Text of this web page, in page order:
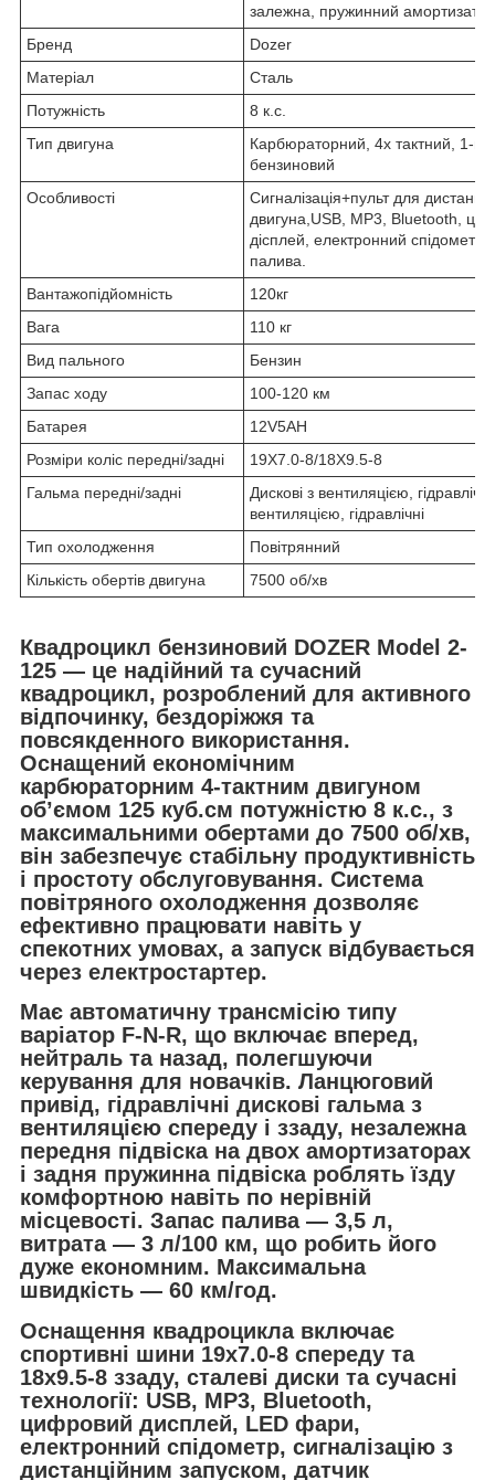
залежна, пружинний амортизатор
Бренд
Dozer
Матеріал
Сталь
Потужність
8 к.с.
Тип двигуна
Карбюраторний, 4х тактний, 1-
бензиновий
Особливості
Сигналізація+пульт для
двигуна,USB, MP3, Bluetooth,
дісплей, електронний спідометр,
палива.
Вантажопідйомність
120кг
Вага
110 кг
Вид пального
Бензин
Запас ходу
100-120 км
Батарея
12V5AH
Розміри коліс передні/задні
19X7.0-8/18X9.5-8
Гальма передні/задні
Дискові з вентиляцією,
вентиляцією, гідравлічні
Тип охолодження
Повітрянний
Кількість обертів двигуна
7500 об/хв
Квадроцикл бензиновий DOZER Model 2-
125 — це надійний та сучасний
квадроцикл, розроблений для активного
відпочинку, бездоріжжя та
повсякденного використання.
Оснащений економічним
карбюраторним 4-тактним двигуном
об’ємом 125 куб.см потужністю 8 к.с., з
максимальними обертами до 7500 об/хв,
він забезпечує стабільну продуктивність
і простоту обслуговування. Система
повітряного охолодження дозволяє
ефективно працювати навіть у
спекотних умовах, а запуск відбувається
через електростартер.
Має автоматичну трансмісію типу
варіатор F-N-R, що включає вперед,
нейтраль та назад, полегшуючи
керування для новачків. Ланцюговий
привід, гідравлічні дискові гальма з
вентиляцією спереду і ззаду, незалежна
передня підвіска на двох амортизаторах
і задня пружинна підвіска роблять їзду
комфортною навіть по нерівній
місцевості. Запас палива — 3,5 л,
витрата — 3 л/100 км, що робить його
дуже економним. Максимальна
швидкість — 60 км/год.
Оснащення квадроцикла включає
спортивні шини 19х7.0-8 спереду та
18х9.5-8 ззаду, сталеві диски та сучасні
технології: USB, MP3, Bluetooth,
цифровий дисплей, LED фари,
електронний спідометр, сигналізацію з
дистанційним запуском, датчик